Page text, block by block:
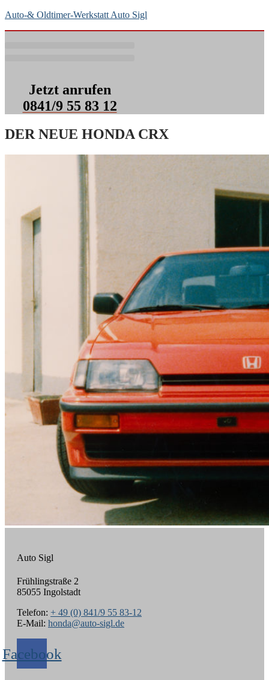
Auto-& Oldtimer-Werkstatt Auto Sigl
Jetzt anrufen
0841/9 55 83 12
DER NEUE HONDA CRX
Auto Sigl
Frühlingstraße 2
85055 Ingolstadt
Telefon: + 49 (0) 841/9 55 83-12
E-Mail: honda@auto-sigl.de
Facebook